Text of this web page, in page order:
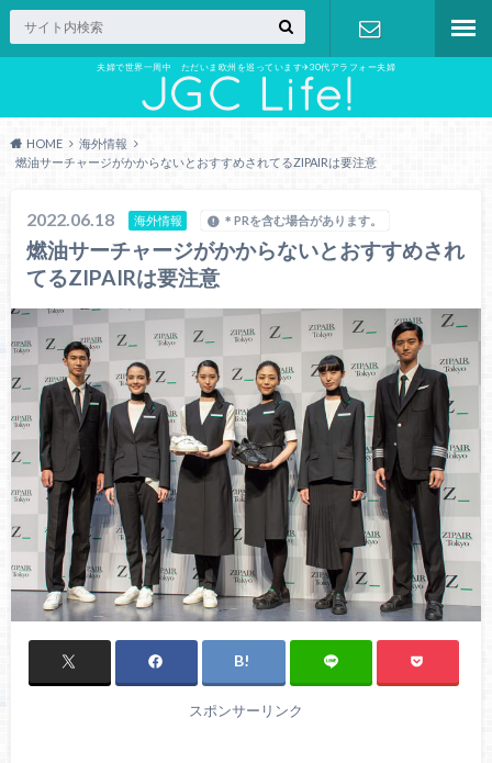
夫婦で世界一周中 ただいま欧州を巡っています✈︎30代アラフォー夫婦
お問い合わ
HOME
海外情報
燃油サーチャージがかからないとおすすめされてるZIPAIRは要注意
2022.06.18 海外情報 ＊PRを含む場合があります。
燃油サーチャージがかからないとおすすめされ
てるZIPAIRは要注意
スポンサーリンク